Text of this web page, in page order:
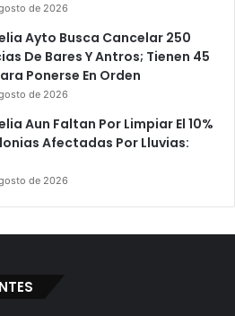
de 2026
Ayto Busca Cancelar 250
De Bares Y Antros; Tienen 45
Ponerse En Orden
de 2026
Aun Faltan Por Limpiar El 10%
Afectadas Por Lluvias:
de 2026